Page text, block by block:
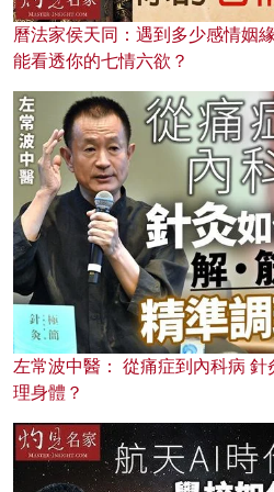
曆法家侯天同：遇到多少感情姻
能看透你的七情六欲？
左常波中醫： 從痛症到內科病
理身體？